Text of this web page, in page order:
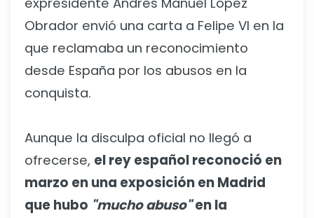
Obrador envió una carta a Felipe VI en la
que reclamaba un reconocimiento
desde España por los abusos en la
conquista.
Aunque la disculpa oficial no llegó a
ofrecerse, el rey español reconoció en
marzo en una exposición en Madrid
que hubo "mucho abuso"en la